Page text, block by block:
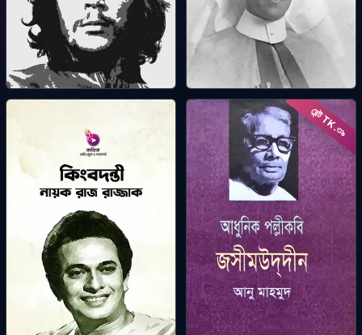
ম্যারি অ্যান বিভান: সবচেয়ে
কুদর্শন নারী নাকি সবচেয়ে
অসাধারণ মা?
কাব্যিক অরিজিনাল
রেন্ট TK.
৩৯